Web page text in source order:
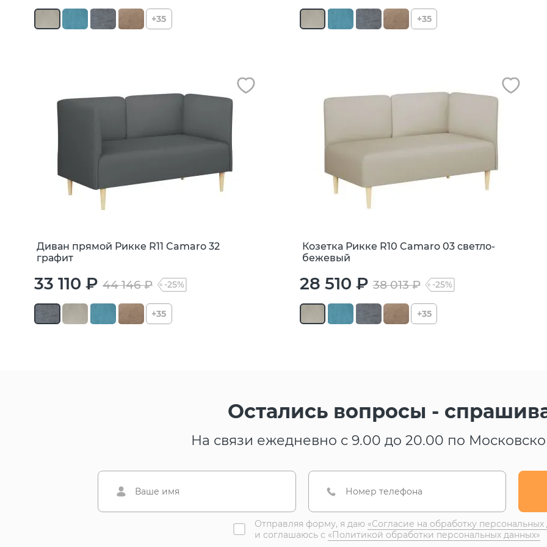
+35 +35
Диван прямой Рикке R11 Camaro 32
графит
33 110 ₽ 44 146 ₽ -25%
+35
Козетка Рикке R10 Camaro 03 светло-
бежевый
28 510 ₽ 38 013 ₽ -25%
+35
Остались вопросы -
На связи ежедневно с 9.00 до 20.00 по
Отправляя форму, я даю «Согласие на обработку персональных
и соглашаюсь с «Политикой обработки персональных данных»